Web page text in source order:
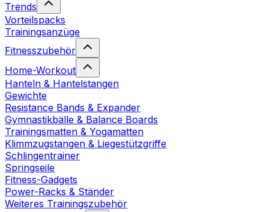
Trends
Vorteilspacks
Trainingsanzüge
Fitnesszubehör
Home-Workout
Hanteln & Hantelstangen
Gewichte
Resistance Bands & Expander
Gymnastikbälle & Balance Boards
Trainingsmatten & Yogamatten
Klimmzugstangen & Liegestützgriffe
Schlingentrainer
Springseile
Fitness-Gadgets
Power-Racks & Ständer
Weiteres Trainingszubehör